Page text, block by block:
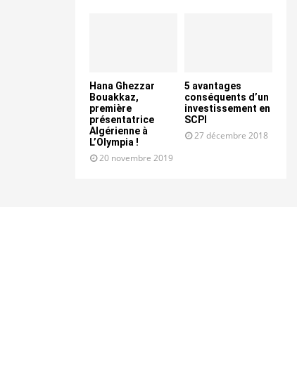
Hana Ghezzar
Bouakkaz,
première
présentatrice
Algérienne à
L’Olympia !
20 novembre 2019
5 avantages
conséquents d’un
investissement en
SCPI
27 décembre 2018